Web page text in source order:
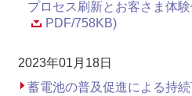
プロセス刷新とお客さま体
PDF/758KB)
2023年01月18日
蓄電池の普及促進による持